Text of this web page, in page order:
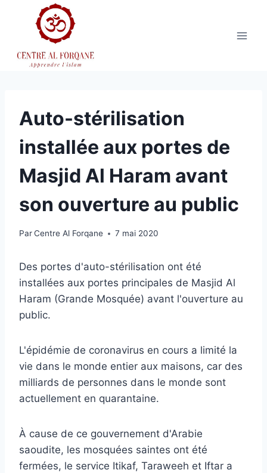
Auto-stérilisation
installée aux portes de
Masjid Al Haram avant
son ouverture au public
ParCentre Al Forqane 7 mai 2020
Des portes d'auto-stérilisation ont été
installées aux portes principales de Masjid Al
Haram (Grande Mosquée) avant l'ouverture au
public.
L'épidémie de coronavirus en cours a limité la
vie dans le monde entier aux maisons, car des
milliards de personnes dans le monde sont
actuellement en quarantaine.
À cause de ce gouvernement d'Arabie
saoudite, les mosquées saintes ont été
fermées, le service Itikaf, Taraweeh et Iftar a